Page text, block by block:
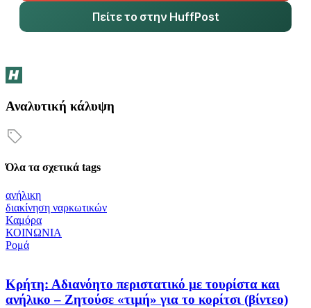
Πείτε το στην HuffPost
Αναλυτική κάλυψη
Όλα τα σχετικά tags
ανήλικη
διακίνηση ναρκωτικών
Καμόρα
ΚΟΙΝΩΝΙΑ
Ρομά
Κρήτη: Αδιανόητο περιστατικό με τουρίστα και
ανήλικο – Ζητούσε «τιμή» για το κορίτσι (βίντεο)